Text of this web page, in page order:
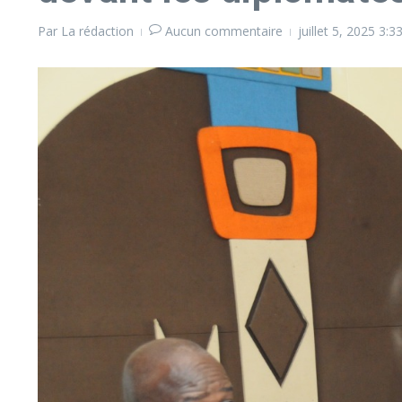
Par La rédaction Aucun commentaire juillet 5, 2025